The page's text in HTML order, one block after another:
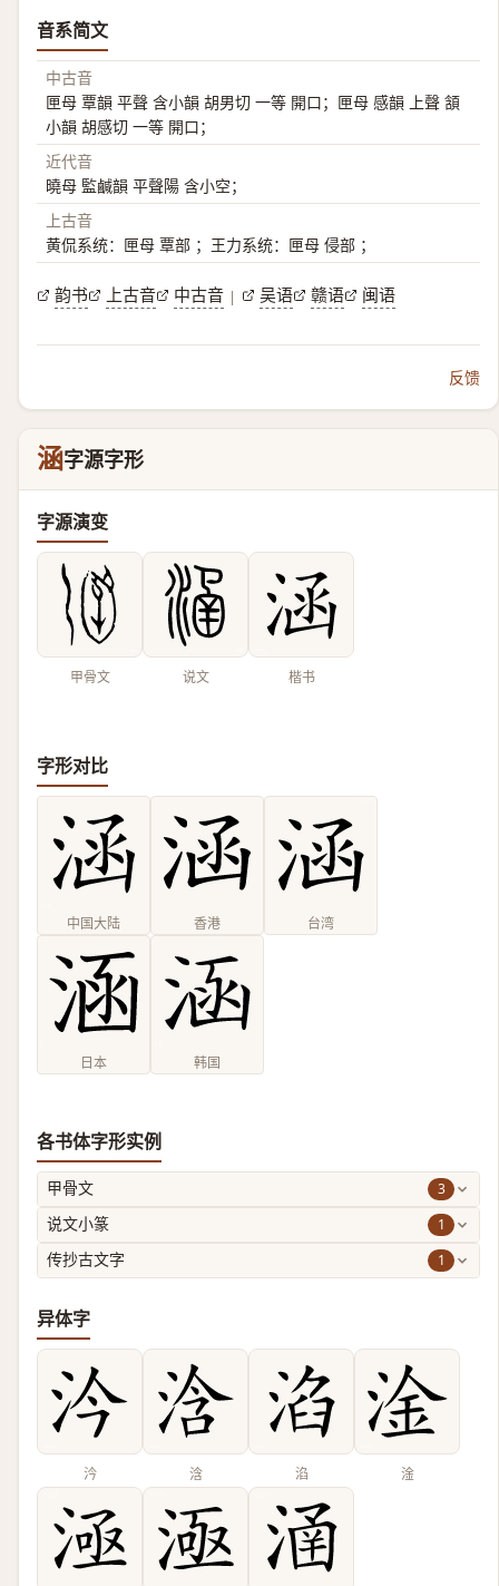
音系简文
中古音
匣母 覃韻 平聲 含小韻 胡男切 一等 開口；匣母 感韻 上聲 頷
小韻 胡感切 一等 開口；
近代音
曉母 監鹹韻 平聲陽 含小空；
上古音
黄侃系统：匣母 覃部 ；王力系统：匣母 侵部 ；
韵书 上古音 中古音 | 吴语 赣语 闽语
反馈
涵字源字形
字源演变
甲骨文 说文 楷书
字形对比
中国大陆 香港 台湾
日本 韩国
各书体字形实例
甲骨文 3
说文小篆 1
传抄古文字 1
异体字
汵 浛 淊 淦